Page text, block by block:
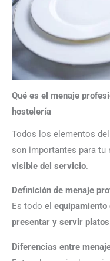
Qué es el menaje
hostelería
Todos los elementos
son importantes para tu
visible del servicio.
Definición de menaje
Es todo el equipamiento
presentar y servir
Diferencias entre